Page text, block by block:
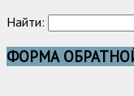
Найти:
ФОРМА